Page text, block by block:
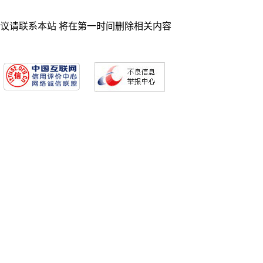
请联系本站 将在第一时间删除相关内容